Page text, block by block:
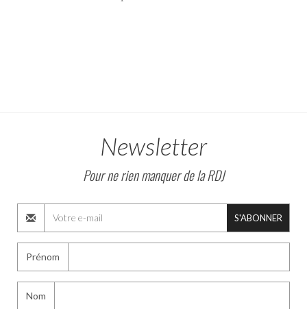
Newsletter
Pour ne rien manquer de la RDJ
S'ABONNER
Prénom
Nom